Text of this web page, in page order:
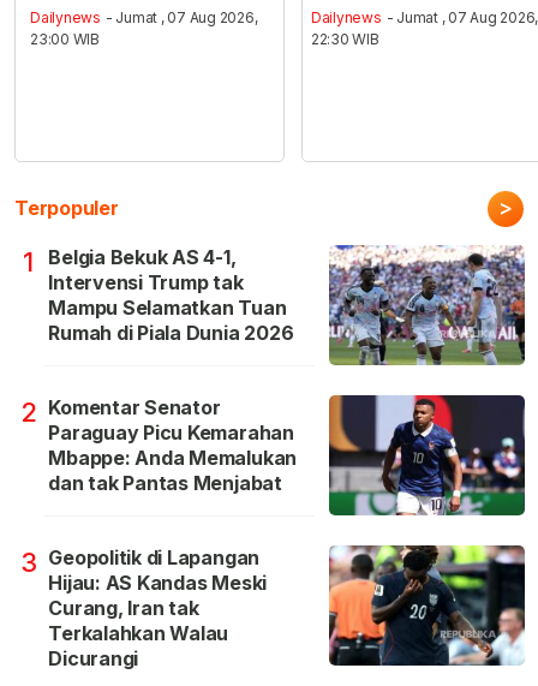
Dailynews - Jumat , 07 Aug 2026,
23:00 WIB
Dailynews - Jumat , 07 Aug 2026,
22:30 WIB
Terpopuler >
1
Belgia Bekuk AS 4-1,
Intervensi Trump tak
Mampu Selamatkan Tuan
Rumah di Piala Dunia 2026
2 Komentar Senator
Paraguay Picu Kemarahan
Mbappe: Anda Memalukan
dan tak Pantas Menjabat
3 Geopolitik di Lapangan
Hijau: AS Kandas Meski
Curang, Iran tak
Terkalahkan Walau
Dicurangi